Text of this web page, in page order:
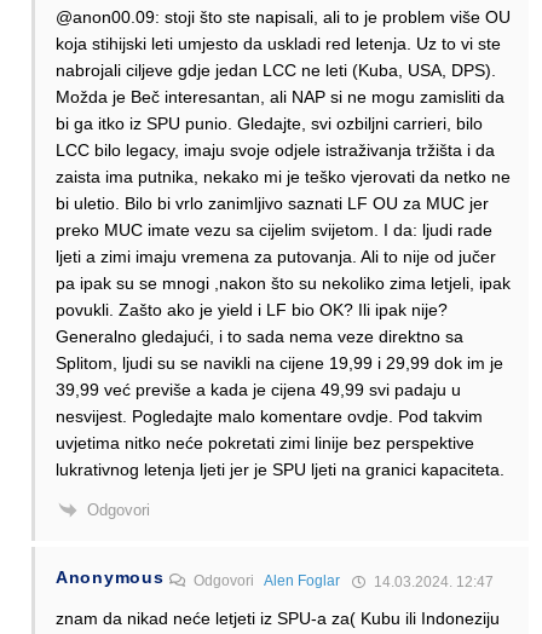
@anon00.09: stoji što ste napisali, ali to je problem više OU
koja stihijski leti umjesto da uskladi red letenja. Uz to vi ste
nabrojali ciljeve gdje jedan LCC ne leti (Kuba, USA, DPS).
Možda je Beč interesantan, ali NAP si ne mogu zamisliti da
bi ga itko iz SPU punio. Gledajte, svi ozbiljni carrieri, bilo
LCC bilo legacy, imaju svoje odjele istraživanja tržišta i da
zaista ima putnika, nekako mi je teško vjerovati da netko ne
bi uletio. Bilo bi vrlo zanimljivo saznati LF OU za MUC jer
preko MUC imate vezu sa cijelim svijetom. I da: ljudi rade
ljeti a zimi imaju vremena za putovanja. Ali to nije od jučer
pa ipak su se mnogi ,nakon što su nekoliko zima letjeli, ipak
povukli. Zašto ako je yield i LF bio OK? Ili ipak nije?
Generalno gledajući, i to sada nema veze direktno sa
Splitom, ljudi su se navikli na cijene 19,99 i 29,99 dok im je
39,99 već previše a kada je cijena 49,99 svi padaju u
nesvijest. Pogledajte malo komentare ovdje. Pod takvim
uvjetima nitko neće pokretati zimi linije bez perspektive
lukrativnog letenja ljeti jer je SPU ljeti na granici kapaciteta.
Odgovori
Anonymous OdgovoriAlen Foglar 14.03.2024. 12:47
znam da nikad neće letjeti iz SPU-a za( Kubu ili Indoneziju